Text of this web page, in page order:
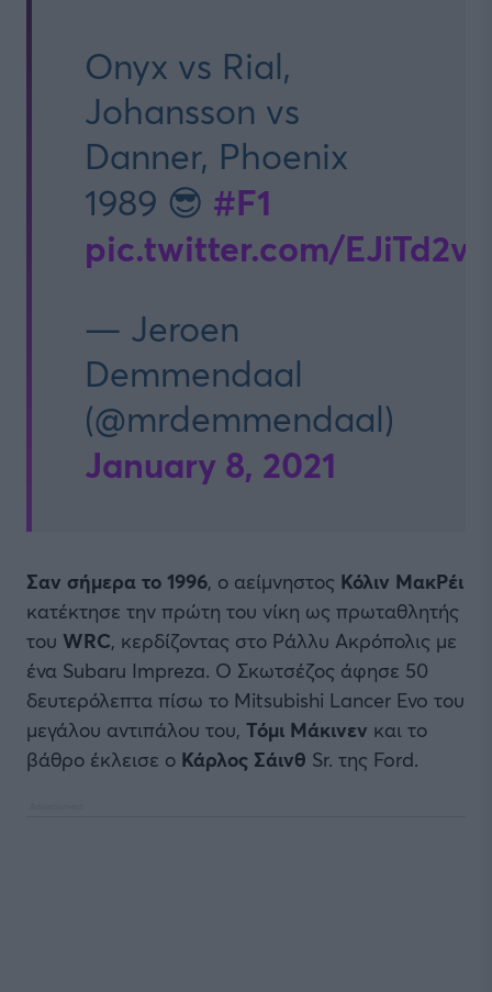
Onyx vs Rial,
Johansson vs
Danner, Phoenix
1989 😎 #F1
pic.twitter.com/
— Jeroen
Demmendaal
(@mrdemmendaal)
January 8, 2021
Σαν σήμερα το 1996, ο αείμνηστος Κόλιν ΜακΡέι
κατέκτησε την πρώτη του νίκη ως πρωταθλητής
του WRC, κερδίζοντας στο Ράλλυ Ακρόπολις με
ένα Subaru Impreza. Ο Σκωτσέζος άφησε 50
δευτερόλεπτα πίσω το Mitsubishi Lancer Evo του
μεγάλου αντιπάλου του, Τόμι Μάκινεν και το
βάθρο έκλεισε ο Κάρλος Σάινθ Sr. της Ford.